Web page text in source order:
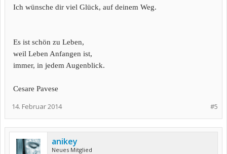
Ich wünsche dir viel Glück, auf deinem Weg.
Es ist schön zu Leben,
weil Leben Anfangen ist,
immer, in jedem Augenblick.
Cesare Pavese
#5
14. Februar 2014
anikey
Neues Mitglied